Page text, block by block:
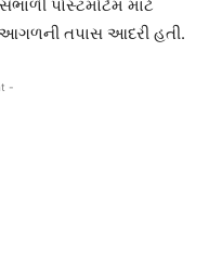
પોસ્ટમોર્ટમ માટે
આગળની તપાસ આદરી હતી.
-